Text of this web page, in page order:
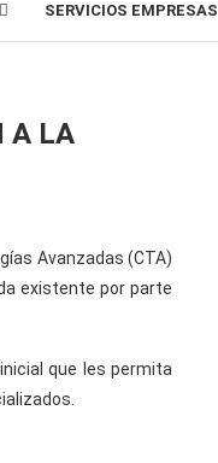
SERVICIOS EMPRESAS
A LA
Avanzadas (CTA)
existente por parte
que les permita